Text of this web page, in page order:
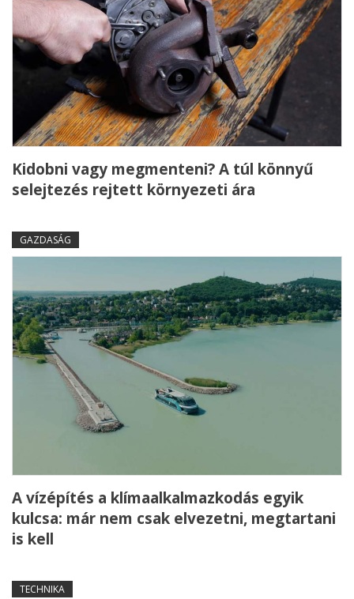
Kidobni vagy megmenteni? A túl könnyű
selejtezés rejtett környezeti ára
GAZDASÁG
A vízépítés a klímaalkalmazkodás egyik
kulcsa: már nem csak elvezetni, megtartani
is kell
TECHNIKA